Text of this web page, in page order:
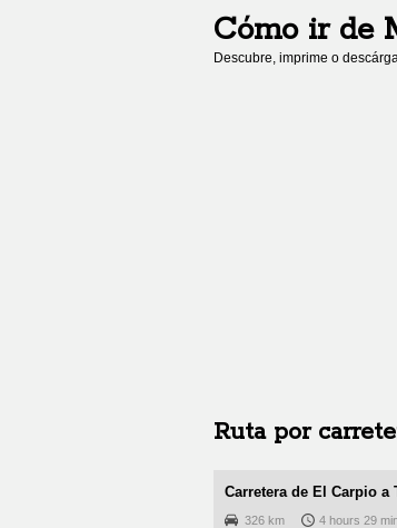
Cómo ir de
Descubre, imprime o
Ruta por
Carretera de El Carpio a
326 km 4 hours 29